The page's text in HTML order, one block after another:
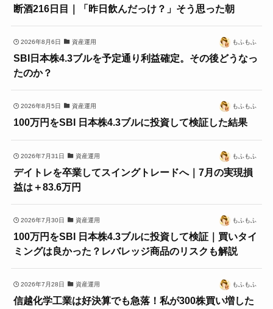
断酒216日目｜「昨日飲んだっけ？」そう思った朝
2026年8月6日 資産運用 もふもふ
SBI日本株4.3ブルを予定通り利益確定。その後どうなっ
たのか？
2026年8月5日 資産運用 もふもふ
100万円をSBI 日本株4.3ブルに投資して検証した結果
2026年7月31日 資産運用 もふもふ
デイトレを卒業してスイングトレードへ｜7月の実現損
益は＋83.6万円
2026年7月30日 資産運用 もふもふ
100万円をSBI 日本株4.3ブルに投資して検証｜買いタイ
ミングは良かった？レバレッジ商品のリスクも解説
2026年7月28日 資産運用 もふもふ
信越化学工業は好決算でも急落！私が300株買い増した